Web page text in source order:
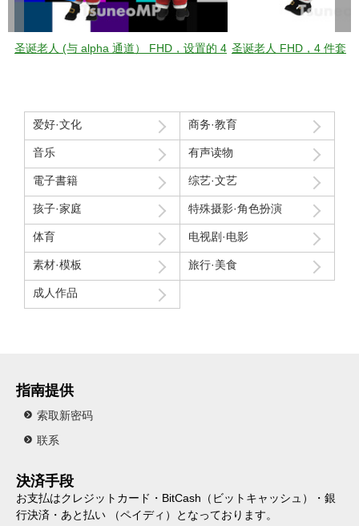
圣诞老人 (与 alpha 通道） FHD，设置的 4 圣诞老人 FHD，4 件套
爱好·文化 商务·教育
音乐 有声读物
電子書籍 综艺·文艺
孩子·家庭 特殊摄影·角色扮演
体育 电视剧·电影
素材·模板 旅行·美食
成人作品
指南提供
索取新密码
联系
決済手段
お支払はクレジットカード・BitCash（ビットキャッシュ）・銀
行決済・あと払い （ペイディ）となっております。